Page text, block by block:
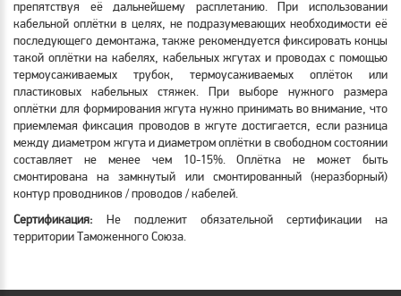
препятствуя её дальнейшему расплетанию. При использовании
кабельной оплётки в целях, не подразумевающих необходимости её
последующего демонтажа, также рекомендуется фиксировать концы
такой оплётки на кабелях, кабельных жгутах и проводах с помощью
термоусаживаемых трубок, термоусаживаемых оплёток или
пластиковых кабельных стяжек. При выборе нужного размера
оплётки для формирования жгута нужно принимать во внимание, что
приемлемая фиксация проводов в жгуте достигается, если разница
между диаметром жгута и диаметром оплётки в свободном состоянии
составляет не менее чем 10-15%. Оплётка не может быть
смонтирована на замкнутый или смонтированный (неразборный)
контур проводников / проводов / кабелей.
Сертификация: Не подлежит обязательной сертификации на
территории Таможенного Союза.